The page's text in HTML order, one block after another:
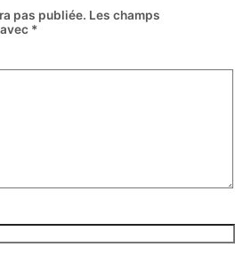
pas publiée. Les champs
*